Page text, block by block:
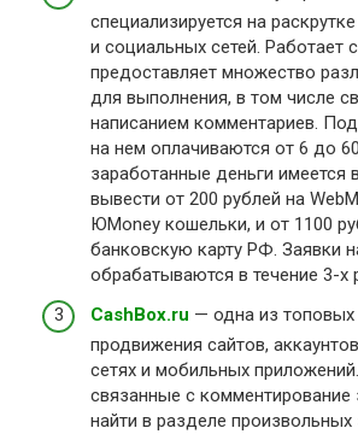
специализируется на
и социальных сетей. Работает
предоставляет множество
для выполнения, в том числе
написанием комментариев.
на нем оплачиваются от 6 до
заработанные деньги имеется
вывести от 200 рублей на
ЮMoney кошельки, и от 1100
банковскую карту РФ. Заявки
обрабатываются в течение 3-х
CashBox.ru — одна из
продвижения сайтов,
сетях и мобильных
связанные с
найти в разделе